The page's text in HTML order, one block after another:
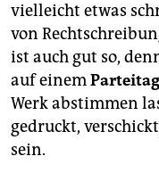
vielleicht etwas
von
ist auch gut so,
auf einem
Werk abstimmen
gedruckt,
sein.